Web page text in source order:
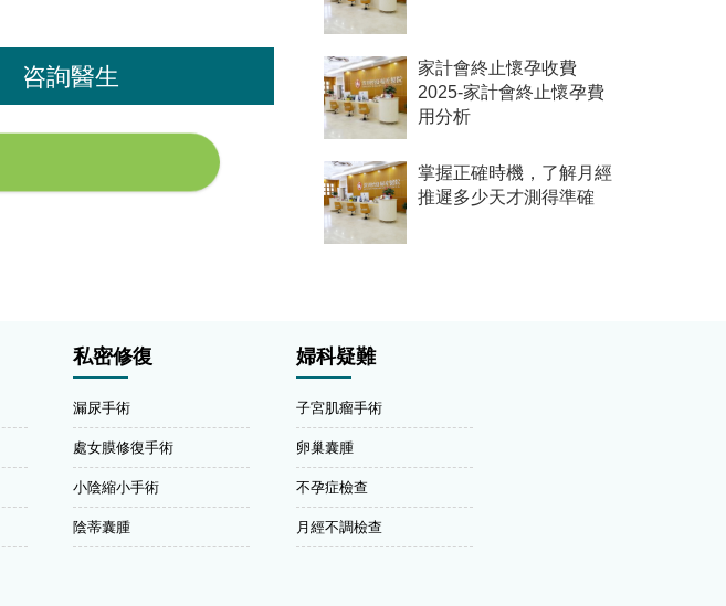
咨詢醫生
家計會終止懷孕收費
2025-家計會終止懷孕費
用分析
掌握正確時機，了解月經
推遲多少天才測得準確
私密修復
漏尿手術
處女膜修復手術
小陰縮小手術
陰蒂囊腫
婦科疑難
子宮肌瘤手術
卵巢囊腫
不孕症檢查
月經不調檢查